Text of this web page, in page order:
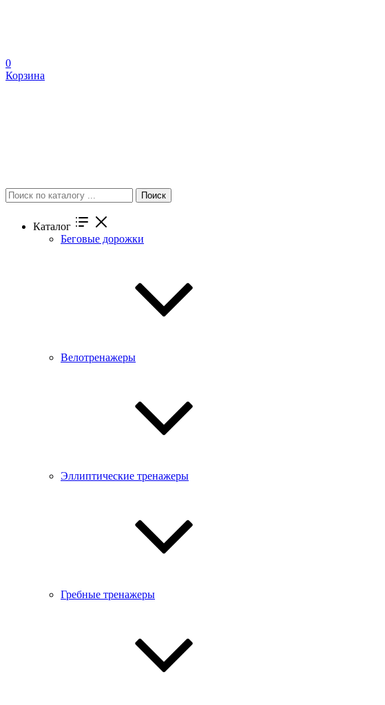
0
Корзина
Поиск
Каталог
Беговые дорожки
Велотренажеры
Эллиптические тренажеры
Гребные тренажеры